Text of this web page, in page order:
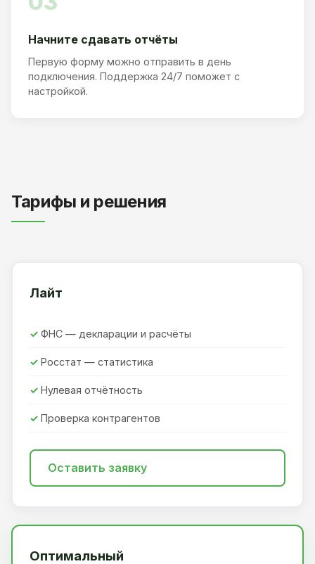
Начните сдавать отчёты
Первую форму можно отправить в день
подключения. Поддержка 24/7 поможет с
настройкой.
Тарифы и решения
Лайт
ФНС — декларации и расчёты
Росстат — статистика
Нулевая отчётность
Проверка контрагентов
Оставить заявку
Оптимальный